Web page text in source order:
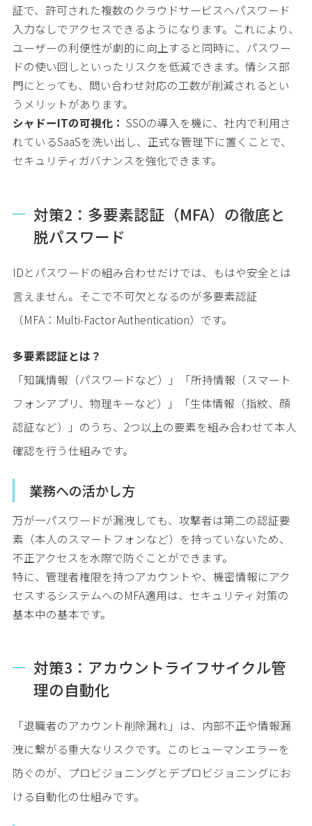
証で、許可された複数のクラウドサービスへパスワード
入力なしでアクセスできるようになります。これにより、
ユーザーの利便性が劇的に向上すると同時に、パスワー
ドの使い回しといったリスクを低減できます。情シス部
門にとっても、問い合わせ対応の工数が削減されるとい
うメリットがあります。
シャドーITの可視化： SSOの導入を機に、社内で利用さ
れているSaaSを洗い出し、正式な管理下に置くことで、
セキュリティガバナンスを強化できます。
対策2：多要素認証（MFA）の徹底と
脱パスワード
IDとパスワードの組み合わせだけでは、もはや安全とは
言えません。そこで不可欠となるのが多要素認証
（MFA：Multi-Factor Authentication）です。
多要素認証とは？
「知識情報（パスワードなど）」「所持情報（スマート
フォンアプリ、物理キーなど）」「生体情報（指紋、顔
認証など）」のうち、2つ以上の要素を組み合わせて本人
確認を行う仕組みです。
業務への活かし方
万が一パスワードが漏洩しても、攻撃者は第二の認証要
素（本人のスマートフォンなど）を持っていないため、
不正アクセスを水際で防ぐことができます。
特に、管理者権限を持つアカウントや、機密情報にアク
セスするシステムへのMFA適用は、セキュリティ対策の
基本中の基本です。
対策3：アカウントライフサイクル管
理の自動化
「退職者のアカウント削除漏れ」は、内部不正や情報漏
洩に繋がる重大なリスクです。このヒューマンエラーを
防ぐのが、プロビジョニングとデプロビジョニングにお
ける自動化の仕組みです。